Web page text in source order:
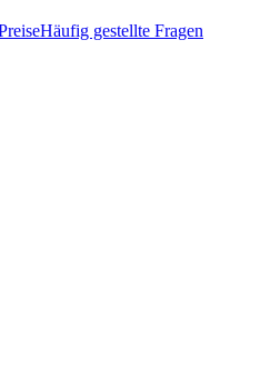
Häufig gestellte Fragen